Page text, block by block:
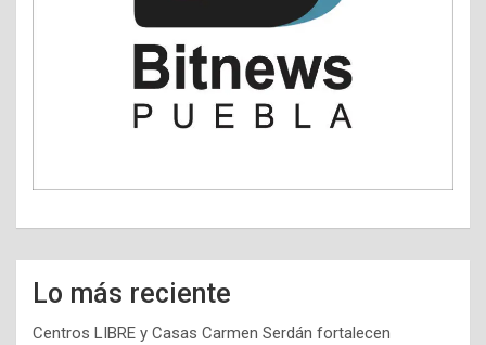
Lo más reciente
Centros LIBRE y Casas Carmen Serdán fortalecen